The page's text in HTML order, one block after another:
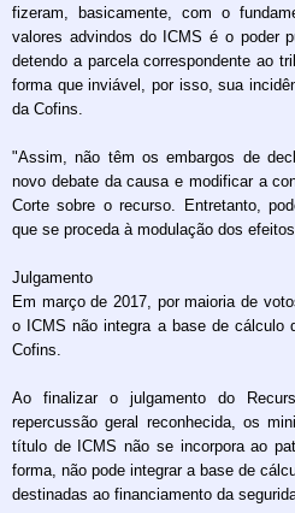
fizeram, basicamente, com o
valores advindos do ICMS é o poder
detendo a parcela correspondente ao
forma que inviável, por isso, sua
da Cofins.
"Assim, não têm os embargos de
novo debate da causa e modificar a
Corte sobre o recurso. Entretanto,
que se proceda à modulação dos
Julgamento
Em março de 2017, por maioria de
o ICMS não integra a base de cálculo
Cofins.
Ao finalizar o julgamento do
repercussão geral reconhecida, os
título de ICMS não se incorpora ao
forma, não pode integrar a base de
destinadas ao financiamento da